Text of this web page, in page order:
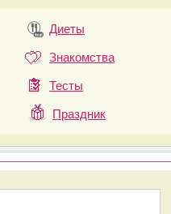
Диеты
Знакомства
Тесты
Праздник